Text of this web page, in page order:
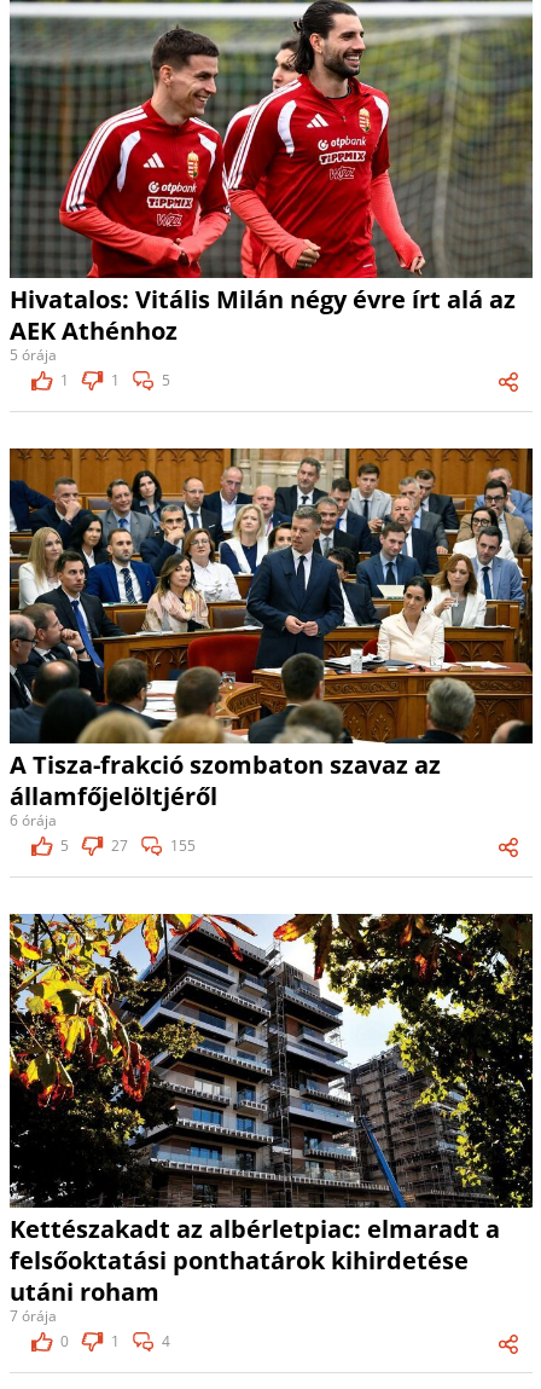
Hivatalos: Vitális Milán négy évre írt alá az
AEK Athénhoz
5 órája
1
1 5
A Tisza-frakció szombaton szavaz az
államfőjelöltjéről
6 órája
5
27 155
Kettészakadt az albérletpiac: elmaradt a
felsőoktatási ponthatárok kihirdetése
utáni roham
7 órája
0
1 4